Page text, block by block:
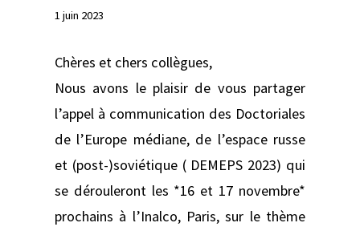
1 juin 2023
Chères et chers collègues,
Nous avons le plaisir de vous partager
l’appel à communication des Doctoriales
de l’Europe médiane, de l’espace russe
et (post-)soviétique ( DEMEPS 2023) qui
se dérouleront les *16 et 17 novembre*
prochains à l’Inalco, Paris, sur le thème